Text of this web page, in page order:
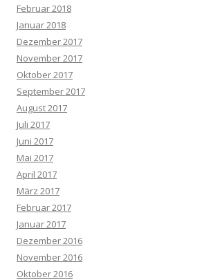
Februar 2018
Januar 2018
Dezember 2017
November 2017
Oktober 2017
September 2017
August 2017
Juli 2017
Juni 2017
Mai 2017
April 2017
März 2017
Februar 2017
Januar 2017
Dezember 2016
November 2016
Oktober 2016